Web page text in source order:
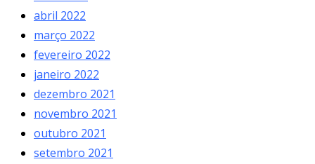
abril 2022
março 2022
fevereiro 2022
janeiro 2022
dezembro 2021
novembro 2021
outubro 2021
setembro 2021